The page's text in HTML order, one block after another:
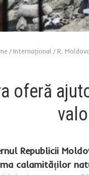
/ Internaţional / R.
oferă
Republicii
calamităților